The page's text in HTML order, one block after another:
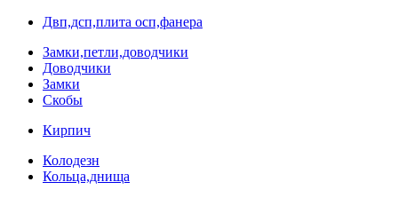
Двп,дсп,плита осп,фанера
Замки,петли,доводчики
Доводчики
Замки
Скобы
Кирпич
Колодезн
Кольца,днища